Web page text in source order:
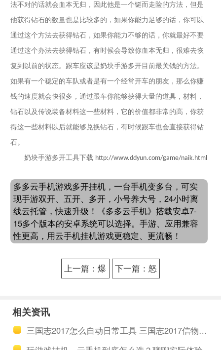
法不对的话就会血本无归，因此他是一个铤而走险的方法，但是
他获得钻石的数量也是比较多的，如果你能力足够的话，你可以
通过这个方法去获得钻石，如果你能力不够的话，你就最好不要
通过这个办法去获得钻石，有时候会导致你血本无归，很难去恢
复到以前的状态。跟车应该是奶块手游多开目前最关钱的方法。
如果有一个稳定的车队或者是有一个经常开车的朋友，那么你赚
钱的速度就会快很多，通过跟车你能够获得大量的道具，材料，
钻石以及传说装备材料这一些材料，它的价值都非常的高，你获
得这一些材料以后就能够兑换钻石，有时候跟车也会直接获得钻
石。
奶块手游多开工具下载 http://www.ddyun.com/game/naik.html
多多云手机游戏多开挂机，一台手机变多台，可实
现手游双开、五开、多开，小号养大号，24小时离
线云托管，快速升级！《多多云手机》搭载安卓7-
15多个版本的安卓系统可以选择。手游、应用兼容
性更高，用云手机挂机游戏更稳定、更流畅！
上一篇：爆
下一篇：怒
相关资讯
三国志2017怎么自动日常工具 三国志2017信物快速获取方式介绍